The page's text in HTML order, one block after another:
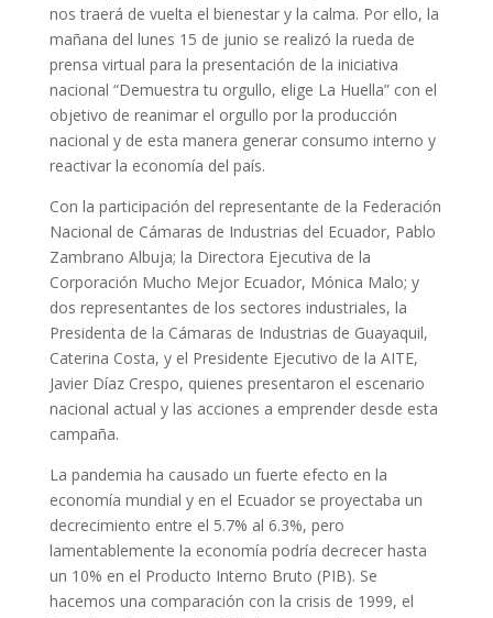
nos traerá de vuelta el bienestar y la calma. Por ello, la
mañana del lunes 15 de junio se realizó la rueda de
prensa virtual para la presentación de la iniciativa
nacional “Demuestra tu orgullo, elige La Huella” con el
objetivo de reanimar el orgullo por la producción
nacional y de esta manera generar consumo interno y
reactivar la economía del país.
Con la participación del representante de la Federación
Nacional de Cámaras de Industrias del Ecuador, Pablo
Zambrano Albuja; la Directora Ejecutiva de la
Corporación Mucho Mejor Ecuador, Mónica Malo; y
dos representantes de los sectores industriales, la
Presidenta de la Cámaras de Industrias de Guayaquil,
Caterina Costa, y el Presidente Ejecutivo de la AITE,
Javier Díaz Crespo, quienes presentaron el escenario
nacional actual y las acciones a emprender desde esta
campaña.
La pandemia ha causado un fuerte efecto en la
economía mundial y en el Ecuador se proyectaba un
decrecimiento entre el 5.7% al 6.3%, pero
lamentablemente la economía podría decrecer hasta
un 10% en el Producto Interno Bruto (PIB). Se
hacemos una comparación con la crisis de 1999, el